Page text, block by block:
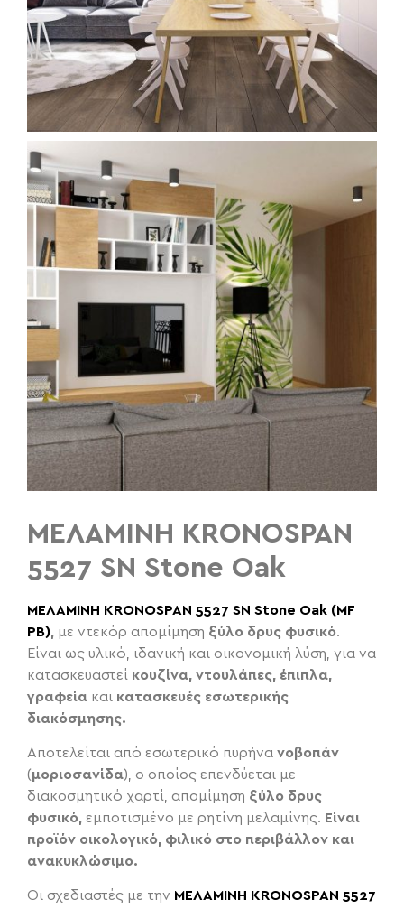
ΜΕΛΑΜΙΝΗ KRONOSPAN
5527 SN Stone Oak
ΜΕΛΑΜΙΝΗ KRONOSPAN 5527 SN Stone Oak (MF
PB), με ντεκόρ απομίμηση ξύλο δρυς φυσικό.
Είναι ως υλικό, ιδανική και οικονομική λύση, για να
κατασκευαστεί κουζίνα, ντουλάπες, έπιπλα,
γραφεία και κατασκευές εσωτερικής
διακόσμησης.
Αποτελείται από εσωτερικό πυρήνα νοβοπάν
(μοριοσανίδα), ο οποίος επενδύεται με
διακοσμητικό χαρτί, απομίμηση ξύλο δρυς
φυσικό, εμποτισμένο με ρητίνη μελαμίνης. Είναι
προϊόν οικολογικό, φιλικό στο περιβάλλον και
ανακυκλώσιμο.
Οι σχεδιαστές με την ΜΕΛΑΜΙΝΗ KRONOSPAN 5527